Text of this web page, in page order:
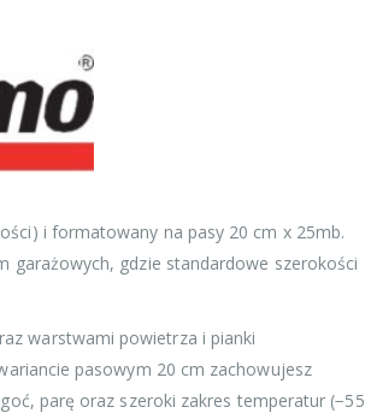
i formatowany na pasy 20 cm x 25mb.
garażowych, gdzie standardowe szerokości
warstwami powietrza i pianki
pasowym 20 cm zachowujesz
parę oraz szeroki zakres temperatur (−55